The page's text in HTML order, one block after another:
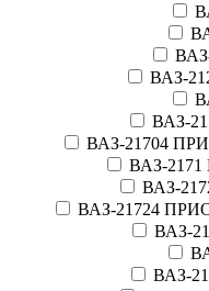
ВАЗ-
ВАЗ-
ВАЗ-21704
ВАЗ-
ВАЗ-
ВАЗ-21724
ВАЗ-
ВАЗ-